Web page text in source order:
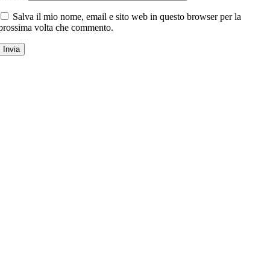
Salva il mio nome, email e sito web in questo browser per la
volta che commento.